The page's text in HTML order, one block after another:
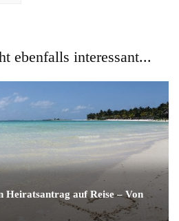
ebenfalls interessant...
Heiratsantrag auf Reise – Von